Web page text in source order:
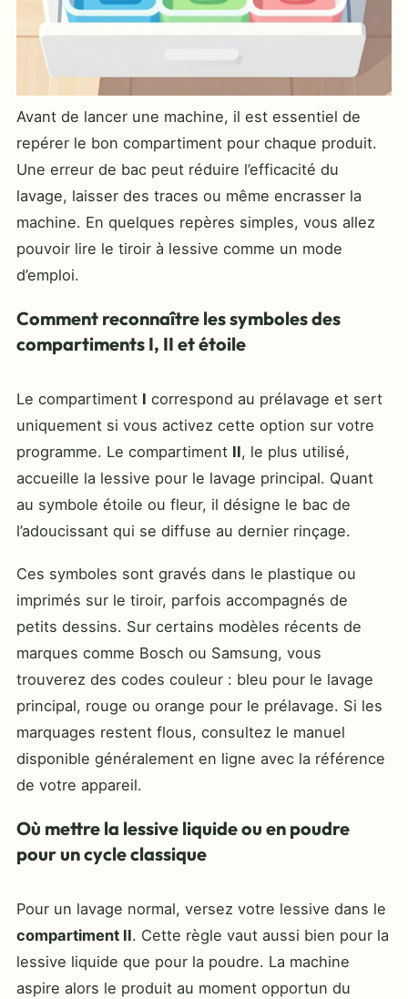
Avant de lancer une machine, il est essentiel de
repérer le bon compartiment pour chaque produit.
Une erreur de bac peut réduire l’efficacité du
lavage, laisser des traces ou même encrasser la
machine. En quelques repères simples, vous allez
pouvoir lire le tiroir à lessive comme un mode
d’emploi.
Comment reconnaître les symboles des
compartiments I, II et étoile
Le compartiment I correspond au prélavage et sert
uniquement si vous activez cette option sur votre
programme. Le compartiment II, le plus utilisé,
accueille la lessive pour le lavage principal. Quant
au symbole étoile ou fleur, il désigne le bac de
l’adoucissant qui se diffuse au dernier rinçage.
Ces symboles sont gravés dans le plastique ou
imprimés sur le tiroir, parfois accompagnés de
petits dessins. Sur certains modèles récents de
marques comme Bosch ou Samsung, vous
trouverez des codes couleur : bleu pour le lavage
principal, rouge ou orange pour le prélavage. Si les
marquages restent flous, consultez le manuel
disponible généralement en ligne avec la référence
de votre appareil.
Où mettre la lessive liquide ou en poudre
pour un cycle classique
Pour un lavage normal, versez votre lessive dans le
compartiment II. Cette règle vaut aussi bien pour la
lessive liquide que pour la poudre. La machine
aspire alors le produit au moment opportun du